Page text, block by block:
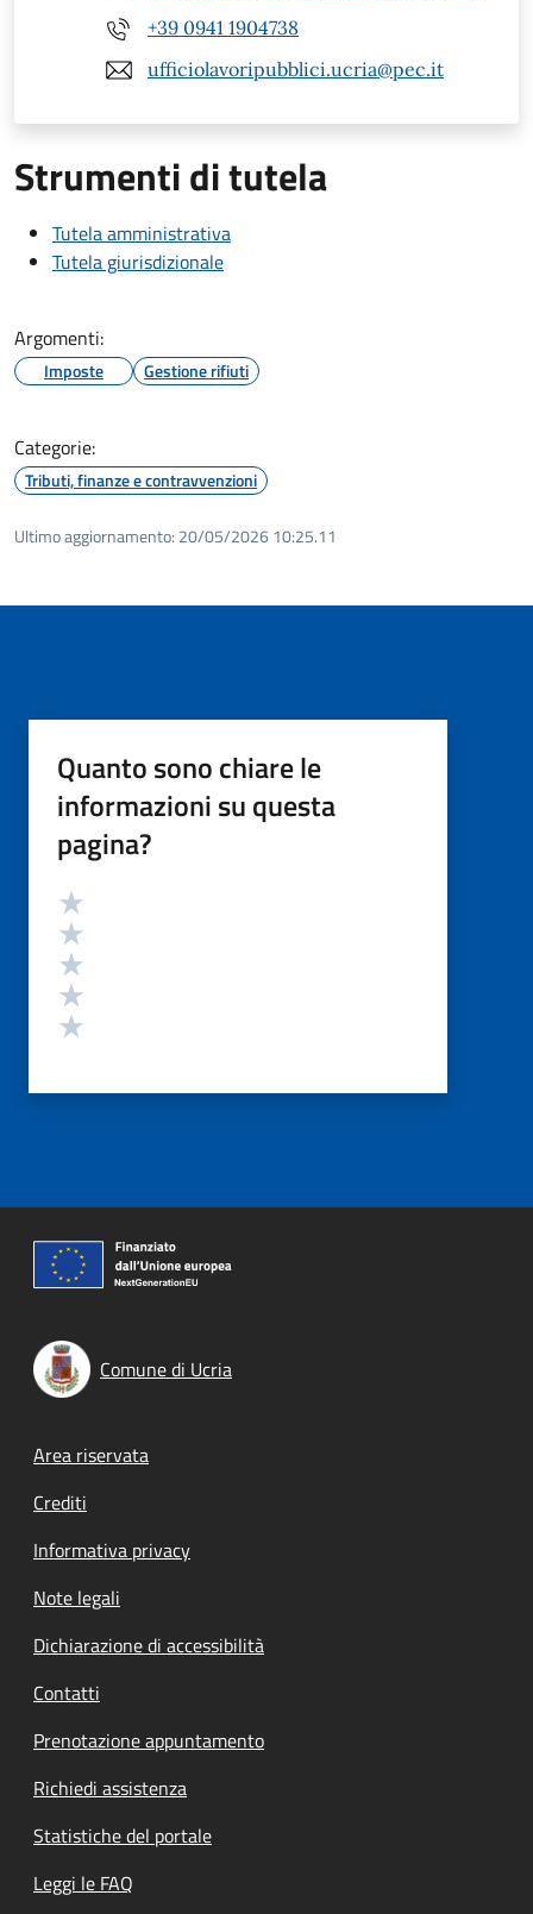
+39 0941 1904738
ufficiolavoripubblici.ucria@pec.it
Strumenti di tutela
Tutela amministrativa
Tutela giurisdizionale
Argomenti:
Imposte Gestione rifiuti
Categorie:
Tributi, finanze e contravvenzioni
Ultimo aggiornamento: 20/05/2026 10:25.11
Quanto sono chiare le
informazioni su questa
pagina?
Valutazione
Comune di Ucria
Footer menu
Area riservata
Crediti
Informativa privacy
Note legali
Dichiarazione di accessibilità
Contatti
Prenotazione appuntamento
Richiedi assistenza
Statistiche del portale
Leggi le FAQ